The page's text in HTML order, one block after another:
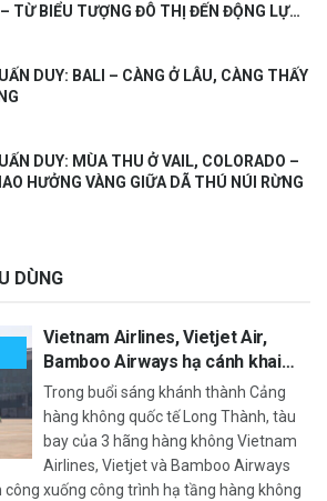
TỪ BIỂU TƯỢNG ĐÔ THỊ ĐẾN ĐỘNG LỰC
DUY: BALI – CÀNG Ở LÂU, CÀNG THẤY
DUY: MÙA THU Ở VAIL, COLORADO –
HƯỞNG VÀNG GIỮA DÃ THÚ NÚI RỪNG
DÙNG
Vietnam Airlines, Vietjet Air,
Bamboo Airways hạ cánh khai
trương Long Thành sáng
19/12/2025
Trong buổi sáng khánh thành Cảng
hàng không quốc tế Long Thành, tàu
bay của 3 hãng hàng không Vietnam
Airlines, Vietjet và Bamboo Airways
công xuống công trình hạ tầng hàng không